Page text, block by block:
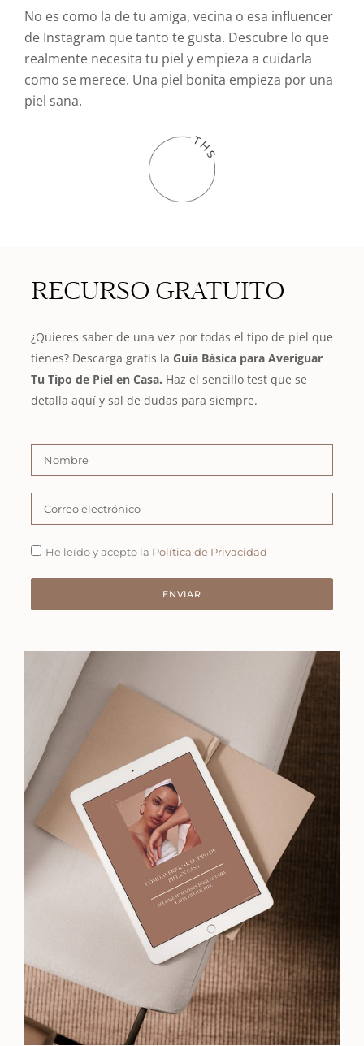
No es como la de tu amiga, vecina o esa influencer
de Instagram que tanto te gusta. Descubre lo que
realmente necesita tu piel y empieza a cuidarla
como se merece. Una piel bonita empieza por una
piel sana.
RECURSO GRATUITO
¿Quieres saber de una vez por todas el tipo de piel que
tienes? Descarga gratis la Guía Básica para Averiguar
Tu Tipo de Piel en Casa. Haz el sencillo test que se
detalla aquí y sal de dudas para siempre.
He leído y acepto la Política de Privacidad
ENVIAR